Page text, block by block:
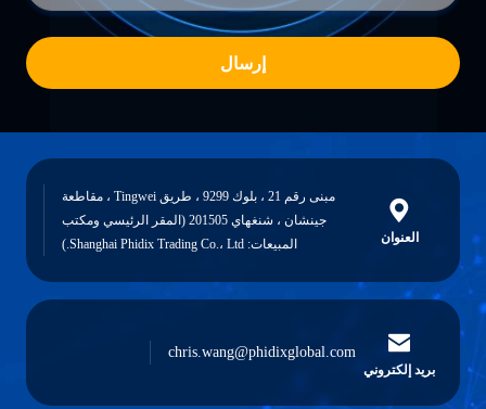
إرسال
العنوان
مبنى رقم 21 ، بلوك 9299 ، طريق Tingwei ، مقاطعة
جينشان ، شنغهاي 201505 (المقر الرئيسي ومكتب
المبيعات: Shanghai Phidix Trading Co.، Ltd.)
بريد إلكتروني
chris.wang@phidixglobal.com